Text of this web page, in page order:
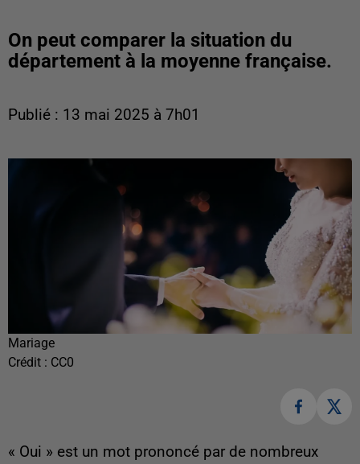
On peut comparer la situation du
département à la moyenne française.
Publié : 13 mai 2025 à 7h01
Mariage
Crédit : CC0
« Oui » est un mot prononcé par de nombreux